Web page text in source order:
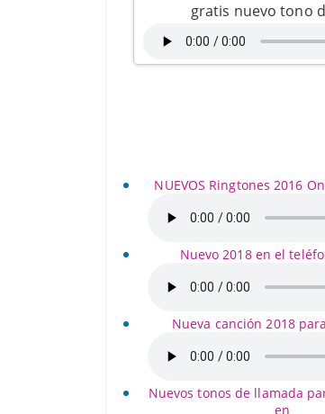
gratis nuevo tono
NUEVOS Ringtones 2016
Nuevo 2018 en el
Nueva canción 2018
Nuevos tonos de llamada
en